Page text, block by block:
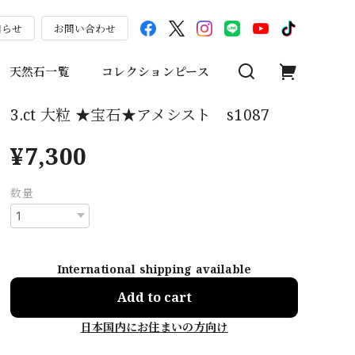
せ お問い合わせ
天然石一覧 コレクションピース
3.ct 大粒 ★宝石★アメシスト s1087
¥7,300
数量
International shipping available
Add to cart
日本国内にお住まいの方向け